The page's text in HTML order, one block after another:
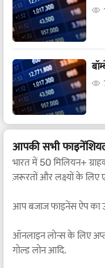
आपकी सभी
भारत में 50 मिलियन+
ज़रूरतों और लक्ष्यों के लिए
आप बजाज फाइनेंस ऐप का
ऑनलाइन लोन्स के लिए
गोल्ड लोन आदि.